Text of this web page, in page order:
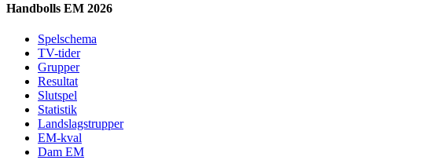
Handbolls EM 2026
Spelschema
TV-tider
Grupper
Resultat
Slutspel
Statistik
Landslagstrupper
EM-kval
Dam EM